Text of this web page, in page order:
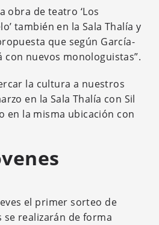
obra de teatro ‘Los
también en la Sala Thalía y
que según García-
nuevos monologuistas”.
la cultura a nuestros
en la Sala Thalía con Sil
en la misma ubicación con
el primer sorteo de
realizarán de forma